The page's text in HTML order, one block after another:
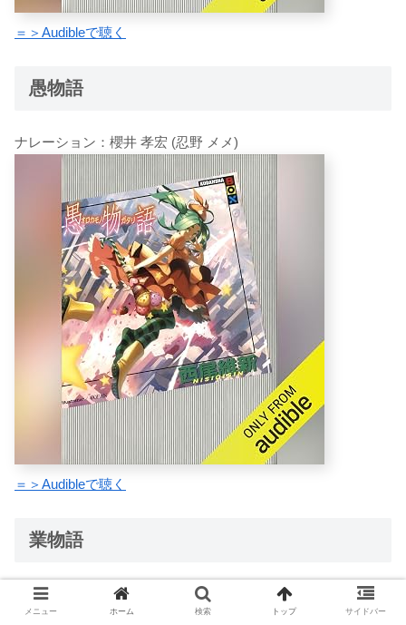
＝＞Audibleで聴く
愚物語
ナレーション：櫻井 孝宏 (忍野 メメ)
＝＞Audibleで聴く
業物語
ナレーション：三木 眞一郎 (貝木 泥舟)
メニュー ホーム 検索 トップ サイドバー